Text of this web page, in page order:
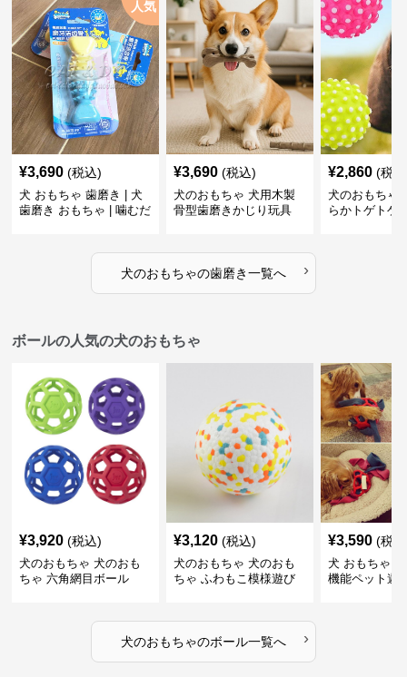
人気
¥3,690 (税込)
犬 おもちゃ 歯磨き | 犬
歯磨き おもちゃ | 噛むだ
¥3,690 (税込)
犬のおもちゃ 犬用木製
骨型歯磨きかじり玩具
¥2,860 (税
犬のおもちゃ
らかトゲトゲ
犬のおもちゃの歯磨き一覧へ ›
ボールの人気の犬のおもちゃ
¥3,920 (税込)
犬のおもちゃ 犬のおも
ちゃ 六角網目ボール
¥3,120 (税込)
犬のおもちゃ 犬のおも
ちゃ ふわもこ模様遊び
¥3,590 (税
犬 おもちゃ
機能ペット遊
犬のおもちゃのボール一覧へ ›